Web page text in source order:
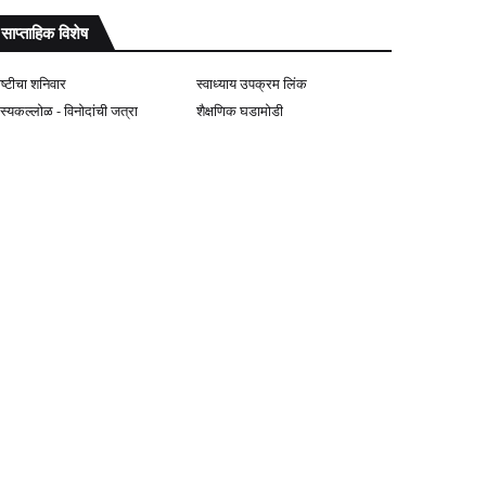
साप्ताहिक विशेष
शनिवार
स्वाध्याय उपक्रम लिंक
- विनोदांची जत्रा
शैक्षणिक घडामोडी